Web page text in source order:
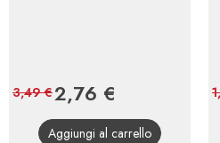
Prezzo
2,76 €
base
3,49 €
Aggiungi al carrello